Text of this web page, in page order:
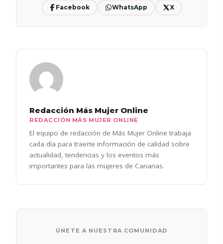
Facebook WhatsApp X
Redacción Más Mujer Online
REDACCIÓN MÁS MUJER ONLINE
El equipo de redacción de Más Mujer Online trabaja
cada día para traerte información de calidad sobre
actualidad, tendencias y los eventos más
importantes para las mujeres de Canarias.
ÚNETE A NUESTRA COMUNIDAD